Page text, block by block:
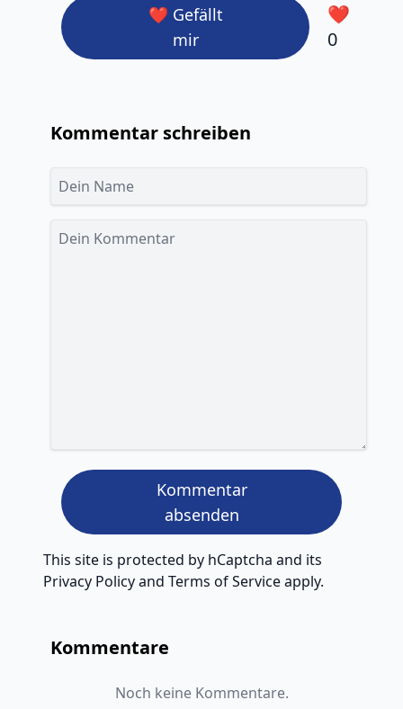
❤️ Gefällt
mir
❤️
0
Kommentar schreiben
Kommentar
absenden
This site is protected by hCaptcha and its
Privacy Policyand Terms of Serviceapply.
Kommentare
Noch keine Kommentare.